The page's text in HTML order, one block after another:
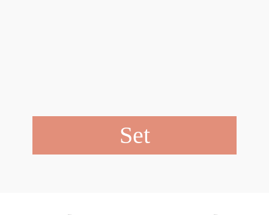
Set